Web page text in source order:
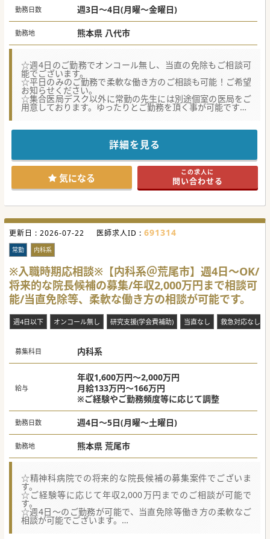
勤務日数 週3日～4日(月曜～金曜日)
勤務地 熊本県 八代市
☆週4日のご勤務でオンコール無し、当直の免除もご相談可
能でございます。
☆平日のみのご勤務で柔軟な働き方のご相談も可能！ご希望
お知らせください。
☆集合医局デスク以外に常勤の先生には別途個室の医局をご
用意しております。ゆったりとご勤務を頂く事が可能です。
八代市の精神科病院での内科常勤医師募集です。
基本週4日のご勤務ですが、週3日もご相談可能な案件でござ
この度、内科診療体制の強化のために募集をする運びとなり
ました。
比較的落ち着いたご勤務環境で働き方も柔軟にご相談が可能
でございます。
ご興味ございましたらまずはお問合せくださいませ。
詳細を見る
気になる この求人に
問い合わせる
更新日 : 2026-07-22 医師求人ID : 691314
常勤 内科系
※入職時期応相談※【内科系＠荒尾市】週4日～OK/
将来的な院長候補の募集/年収2,000万円まで相談可
能/当直免除等、柔軟な働き方の相談が可能です。
週4日以下 オンコール無し 研究支援(学会費補助) 当直なし 救急対応なし
募集科目 内科系
給与
年収1,600万円～2,000万円
月給133万円～166万円
※ご経験やご勤務頻度等に応じて調整
勤務日数 週4日～5日(月曜～土曜日)
勤務地 熊本県 荒尾市
☆精神科病院での将来的な院長候補の募集案件でございま
す。
☆ご経験等に応じて年収2,000万円までのご相談が可能で
す。
☆週4日～のご勤務が可能で、当直免除等働き方の柔軟なご
相談が可能でございます。